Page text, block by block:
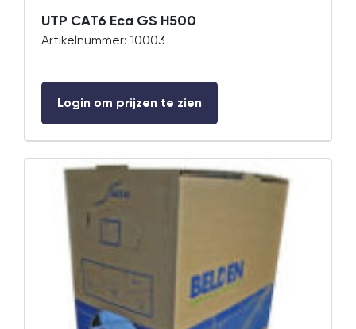
UTP CAT6 Eca GS H500
Artikelnummer: 10003
Login om prijzen te zien